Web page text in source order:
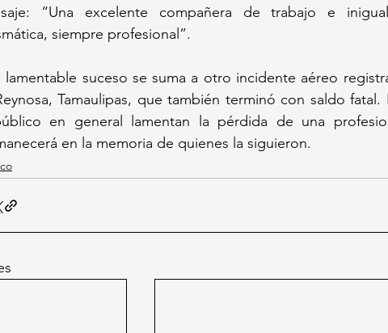
“Una excelente compañera de trabajo e
siempre profesional”.
lamentable suceso se suma a otro incidente aéreo
Tamaulipas, que también terminó con saldo
en general lamentan la pérdida de una
en la memoria de quienes la siguieron.